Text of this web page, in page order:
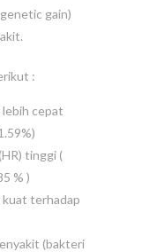
gain)
:
cepat
tinggi (
% )
kuat terhadap
(bakteri